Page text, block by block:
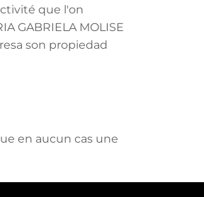
que l'on
GABRIELA MOLISE
son propiedad
en aucun cas une